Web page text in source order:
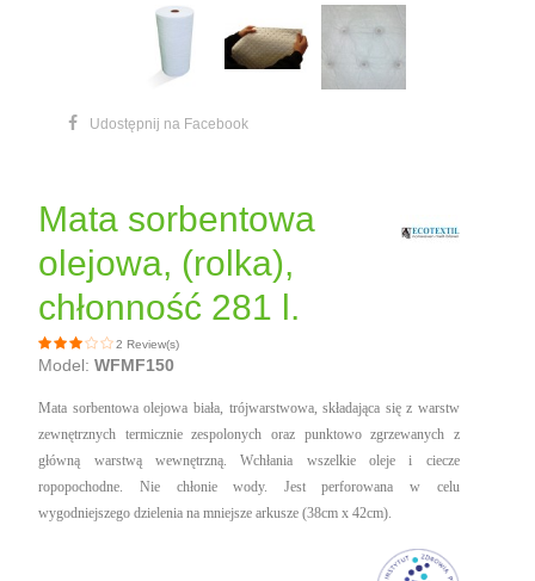
Udostępnij na Facebook
Mata sorbentowa
olejowa, (rolka),
chłonność 281 l.
2 Review(s)
Model: WFMF150
Mata sorbentowa olejowa biała, trójwarstwowa, składająca się z warstw
zewnętrznych termicznie zespolonych oraz punktowo zgrzewanych z
główną warstwą wewnętrzną. Wchłania wszelkie oleje i ciecze
ropopochodne. Nie chłonie wody. Jest perforowana w celu
wygodniejszego dzielenia na mniejsze arkusze (38cm x 42cm).